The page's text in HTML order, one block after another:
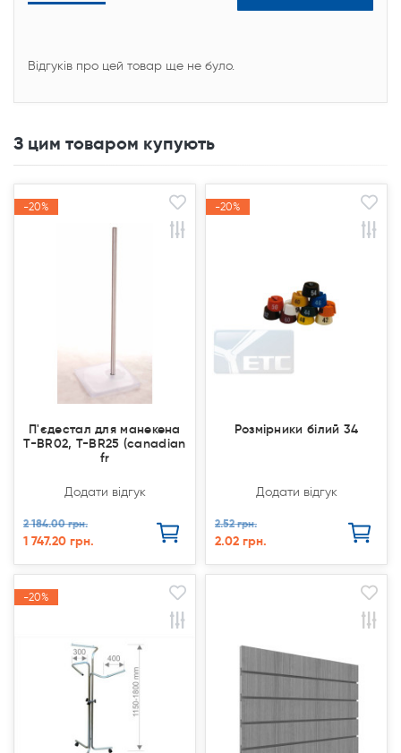
Відгуків про цей товар ще не було.
З цим товаром купують
-20%
-20%
П'єдестал для манекена
T-BR02, T-BR25 (canadian
fr
Додати відгук
2 184.00 грн.
1 747.20 грн.
-20%
-20%
Розмірники білий 34
Додати відгук
2.52 грн.
2.02 грн.
-20%
-20%